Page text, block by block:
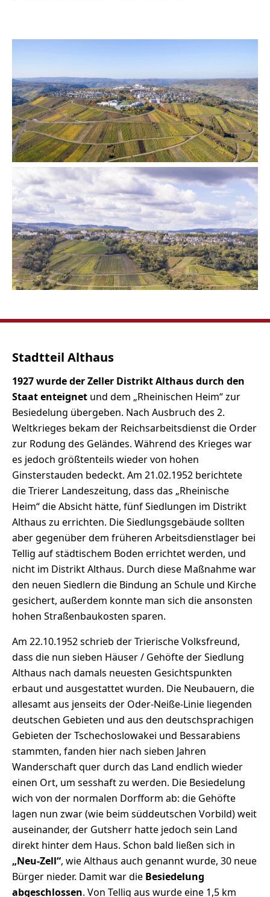
Stadtteil Althaus
1927 wurde der Zeller Distrikt Althaus durch den
Staat enteignet und dem „Rheinischen Heim“ zur
Besiedelung übergeben. Nach Ausbruch des 2.
Weltkrieges bekam der Reichsarbeitsdienst die Order
zur Rodung des Geländes. Während des Krieges war
es jedoch größtenteils wieder von hohen
Ginsterstauden bedeckt. Am 21.02.1952 berichtete
die Trierer Landeszeitung, dass das „Rheinische
Heim“ die Absicht hätte, fünf Siedlungen im Distrikt
Althaus zu errichten. Die Siedlungsgebäude sollten
aber gegenüber dem früheren Arbeitsdienstlager bei
Tellig auf städtischem Boden errichtet werden, und
nicht im Distrikt Althaus. Durch diese Maßnahme war
den neuen Siedlern die Bindung an Schule und Kirche
gesichert, außerdem konnte man sich die ansonsten
hohen Straßenbaukosten sparen.
Am 22.10.1952 schrieb der Trierische Volksfreund,
dass die nun sieben Häuser / Gehöfte der Siedlung
Althaus nach damals neuesten Gesichtspunkten
erbaut und ausgestattet wurden. Die Neubauern, die
allesamt aus jenseits der Oder-Neiße-Linie liegenden
deutschen Gebieten und aus den deutschsprachigen
Gebieten der Tschechoslowakei und Bessarabiens
stammten, fanden hier nach sieben Jahren
Wanderschaft quer durch das Land endlich wieder
einen Ort, um sesshaft zu werden. Die Besiedelung
wich von der normalen Dorfform ab: die Gehöfte
lagen nun zwar (wie beim süddeutschen Vorbild) weit
auseinander, der Gutsherr hatte jedoch sein Land
direkt hinter dem Haus. Schon bald ließen sich in
„Neu-Zell“, wie Althaus auch genannt wurde, 30 neue
Bürger nieder. Damit war die Besiedelung
abgeschlossen. Von Tellig aus wurde eine 1,5 km